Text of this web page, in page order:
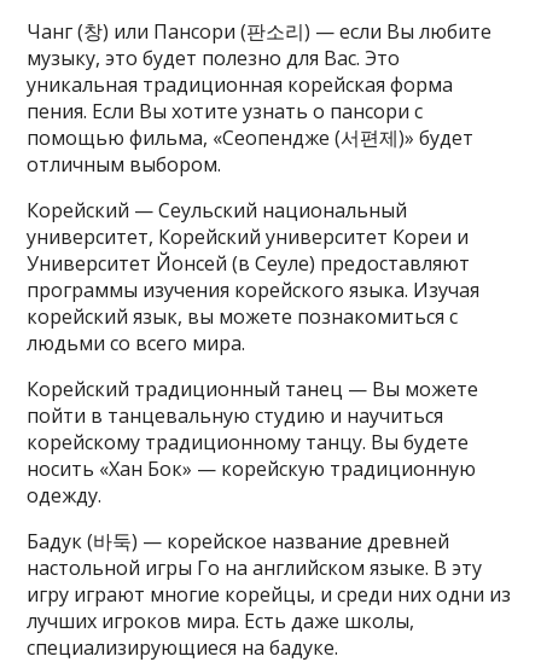
Чанг (창) или Пансори (판소리) — если Вы любите
музыку, это будет полезно для Вас. Это
уникальная традиционная корейская форма
пения. Если Вы хотите узнать о пансори с
помощью фильма, «Сеопендже (서편제)» будет
отличным выбором.
Корейский — Сеульский национальный
университет, Корейский университет Кореи и
Университет Йонсей (в Сеуле) предоставляют
программы изучения корейского языка. Изучая
корейский язык, вы можете познакомиться с
людьми со всего мира.
Корейский традиционный танец — Вы можете
пойти в танцевальную студию и научиться
корейскому традиционному танцу. Вы будете
носить «Хан Бок» — корейскую традиционную
одежду.
Бадук (바둑) — корейское название древней
настольной игры Го на английском языке. В эту
игру играют многие корейцы, и среди них одни из
лучших игроков мира. Есть даже школы,
специализирующиеся на бадуке.